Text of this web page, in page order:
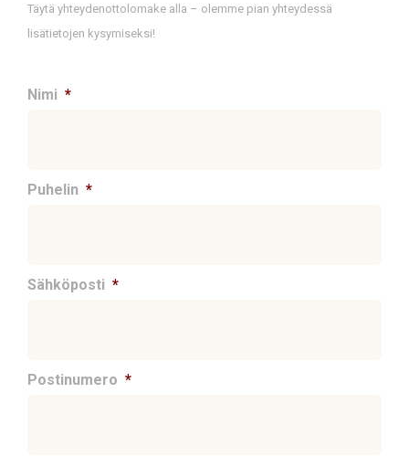
Täytä yhteydenottolomake alla – olemme pian yhteydessä
lisätietojen kysymiseksi!
Nimi *
Puhelin *
Sähköposti *
Postinumero *